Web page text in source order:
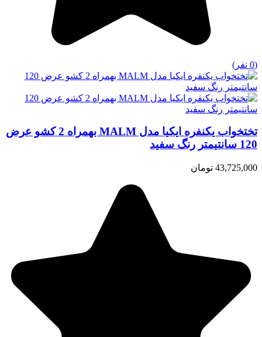
(0 نفر)
تختخواب یکنفره ایکیا مدل MALM بهمراه 2 کشو عرض
120 سانتیمتر رنگ سفید
43,725,000 تومان